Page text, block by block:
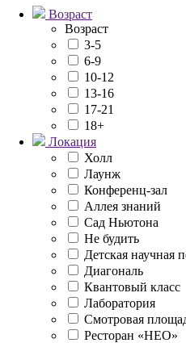
Возраст
Возраст
3-5
6-9
10-12
13-16
17-21
18+
Локация
Холл
Лаунж
Конференц-зал
Аллея знаний
Сад Ньютона
Не будить
Детская научная
Диагональ
Квантовый класс
Лаборатория
Смотровая
Ресторан «НЕО»